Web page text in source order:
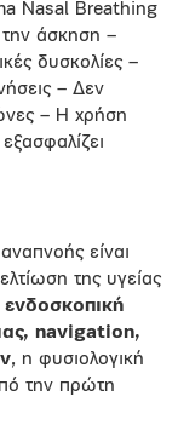
Nasal Breathing
άσκηση –
δυσκολίες –
– Δεν
– Η χρήση
είναι
της υγείας
ενδοσκοπική
navigation,
, η φυσιολογική
την πρώτη